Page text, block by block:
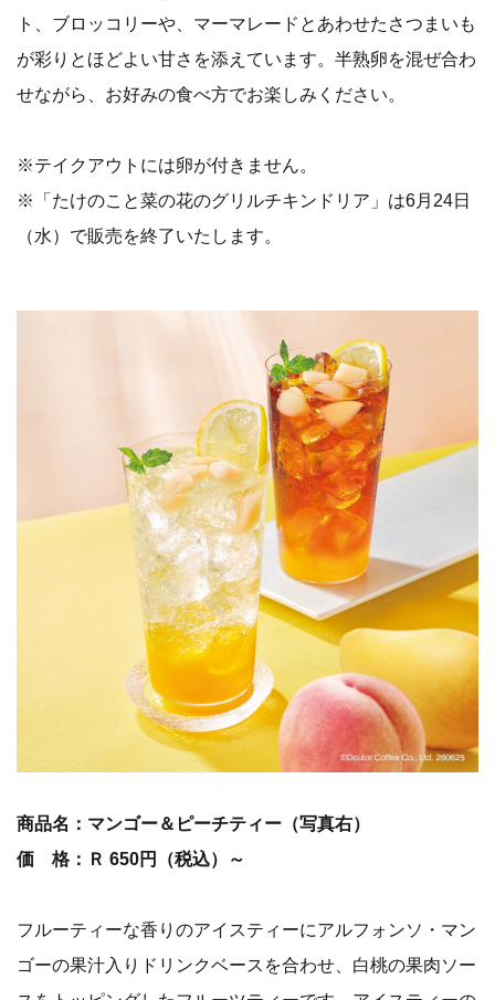
ト、ブロッコリーや、マーマレードとあわせたさつまいも
が彩りとほどよい甘さを添えています。半熟卵を混ぜ合わ
せながら、お好みの食べ方でお楽しみください。
※テイクアウトには卵が付きません。
※「たけのこと菜の花のグリルチキンドリア」は6月24日
（水）で販売を終了いたします。
商品名：マンゴー＆ピーチティー（写真右）
価 格：Ｒ 650円（税込）～
フルーティーな香りのアイスティーにアルフォンソ・マン
ゴーの果汁入りドリンクベースを合わせ、白桃の果肉ソー